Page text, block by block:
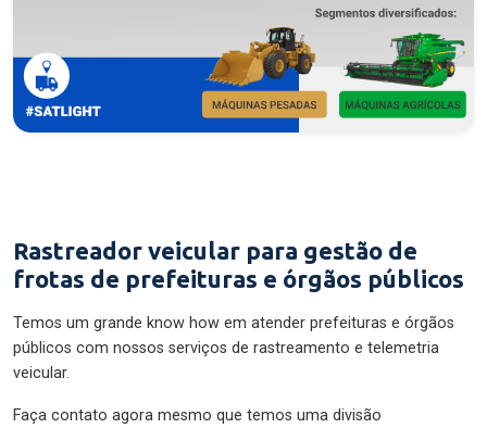
Rastreador veicular para gestão de
frotas de prefeituras e órgãos públicos
Temos um grande know how em atender prefeituras e órgãos
públicos com nossos serviços de rastreamento e telemetria
veicular.
Faça contato agora mesmo que temos uma divisão